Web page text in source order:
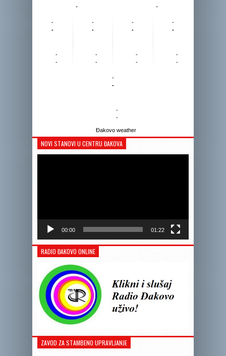
-
-
-
-
-
-
-
-
-
-
-
-
-
-
-
-
-
-
-
-
-
-
Đakovo weather
NOVI STANOVI U CENTRU ĐAKOVA
00:00 01:22
RADIO ĐAKOVO ONLINE
ZAVOD ZA STAMBENO UPRAVLJANJE